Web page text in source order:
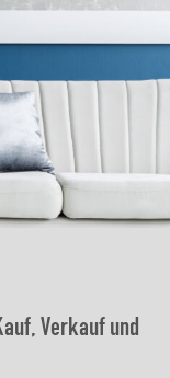
Verkauf und